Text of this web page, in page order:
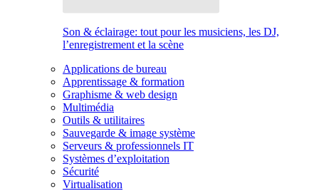
Son & éclairage: tout pour les musiciens, les DJ,
l’enregistrement et la scène
Applications de bureau
Apprentissage & formation
Graphisme & web design
Multimédia
Outils & utilitaires
Sauvegarde & image système
Serveurs & professionnels IT
Systèmes d’exploitation
Sécurité
Virtualisation